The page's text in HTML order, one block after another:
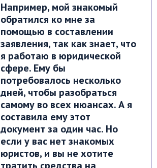
Например, мой знакомый
обратился ко мне за
помощью в составлении
заявления, так как знает, что
я работаю в юридической
сфере. Ему бы
потребовалось несколько
дней, чтобы разобраться
самому во всех нюансах. А я
составила ему этот
документ за один час. Но
если у вас нет знакомых
юристов, и вы не хотите